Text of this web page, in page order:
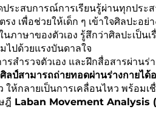
ประสบการณ์การเรียนรู้ผ่านทุกประ
ง เพื่อช่วยให้เด็ก ๆ เข้าใจศิลปะอย่
ภาษาของตัวเอง รู้สึกว่าศิลปะเป็นเ
ไปด้วยแรงบันดาลใจ
รสำรวจตัวเอง และฝึกสื่อสารผ่านร่
ลป์สามารถถ่ายทอดผ่านร่างกายได้อ
ให้กลายเป็นการเคลื่อนไหว พร้อมเ
ฎี Laban Movement Analysis